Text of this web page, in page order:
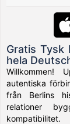
Gratis Tysk
hela
Willkommen!
autentiska
från Berlins
relationer
kompatibilitet.